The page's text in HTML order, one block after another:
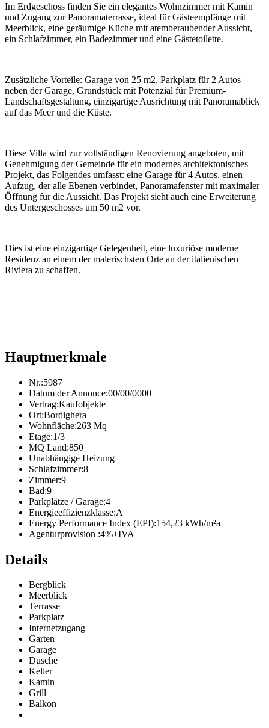
Im Erdgeschoss finden Sie ein elegantes Wohnzimmer mit Kamin
und Zugang zur Panoramaterrasse, ideal für Gästeempfänge mit
Meerblick, eine geräumige Küche mit atemberaubender Aussicht,
ein Schlafzimmer, ein Badezimmer und eine Gästetoilette.
Zusätzliche Vorteile: Garage von 25 m2, Parkplatz für 2 Autos
neben der Garage, Grundstück mit Potenzial für Premium-
Landschaftsgestaltung, einzigartige Ausrichtung mit Panoramablick
auf das Meer und die Küste.
Diese Villa wird zur vollständigen Renovierung angeboten, mit
Genehmigung der Gemeinde für ein modernes architektonisches
Projekt, das Folgendes umfasst: eine Garage für 4 Autos, einen
Aufzug, der alle Ebenen verbindet, Panoramafenster mit maximaler
Öffnung für die Aussicht. Das Projekt sieht auch eine Erweiterung
des Untergeschosses um 50 m2 vor.
Dies ist eine einzigartige Gelegenheit, eine luxuriöse moderne
Residenz an einem der malerischsten Orte an der italienischen
Riviera zu schaffen.
Hauptmerkmale
Nr.:5987
Datum der Annonce:00/00/0000
Vertrag:Kaufobjekte
Ort:Bordighera
Wohnfläche:263 Mq
Etage:1/3
MQ Land:850
Unabhängige Heizung
Schlafzimmer:8
Zimmer:9
Bad:9
Parkplätze / Garage:4
Energieeffizienzklasse:A
Energy Performance Index (EPI):154,23 kWh/m²a
Agenturprovision :4%+IVA
Details
Bergblick
Meerblick
Terrasse
Parkplatz
Internetzugang
Garten
Garage
Dusche
Keller
Kamin
Grill
Balkon